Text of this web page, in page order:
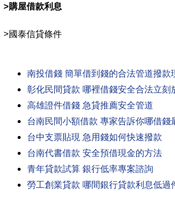
>購屋借款利息
>國泰信貸條件
南投借錢 簡單借到錢的合法管道撥款
彰化民間貸款 哪裡借錢安全合法立刻
高雄證件借錢 急貸推薦安全管道
台南民間小額借款 專家告訴你哪借錢
台中支票貼現 急用錢如何快速撥款
台南代書借款 安全預借現金的方法
青年貸款試算 銀行低率專案諮詢
勞工創業貸款 哪間銀行貸款利息低過